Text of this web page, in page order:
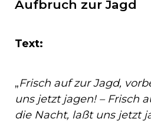
Aufbruch zur Jagd
Text:
„Frisch auf zur Jagd,
uns jetzt jagen! – Frisch
die Nacht, laßt uns jetzt